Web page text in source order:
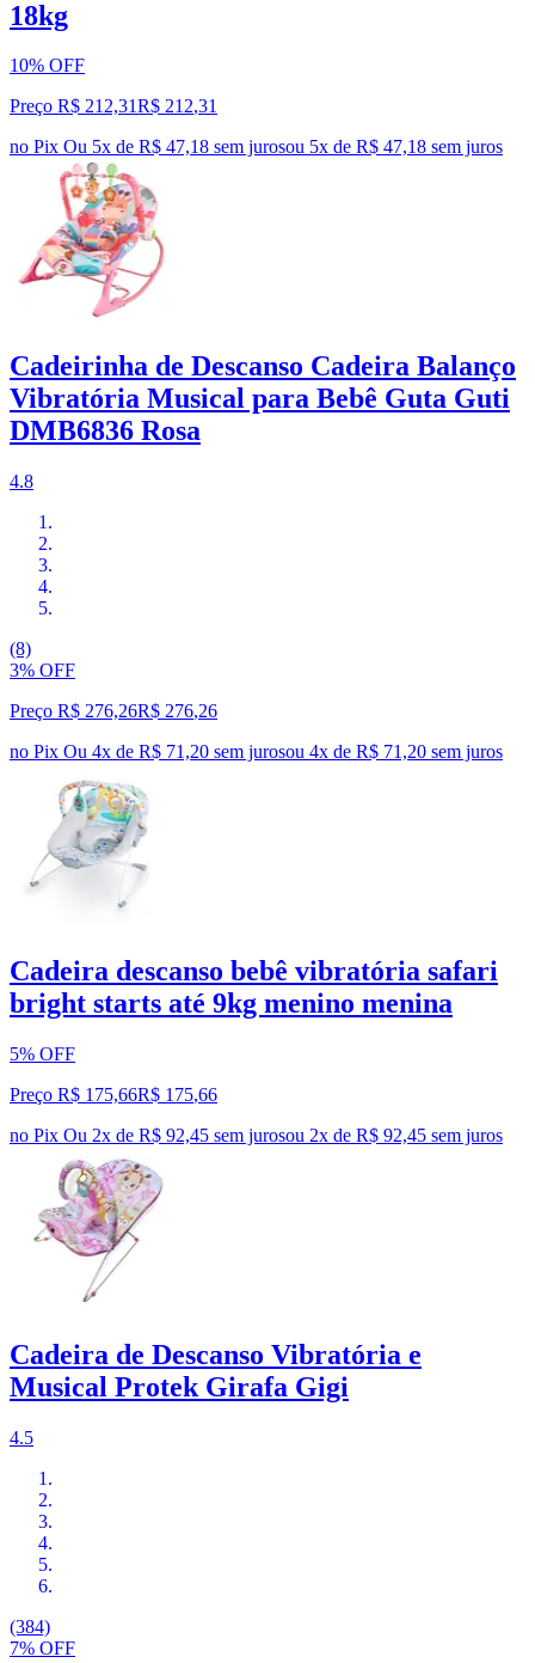
18kg
10% OFF
Preço R$ 212,31R$ 212,31
no Pix Ou 5x de R$ 47,18 sem jurosou 5x de R$ 47,18 sem juros
Cadeirinha de Descanso Cadeira Balanço
Vibratória Musical para Bebê Guta Guti
DMB6836 Rosa
4.8
(8)
3% OFF
Preço R$ 276,26R$ 276,26
no Pix Ou 4x de R$ 71,20 sem jurosou 4x de R$ 71,20 sem juros
Cadeira descanso bebê vibratória safari
bright starts até 9kg menino menina
5% OFF
Preço R$ 175,66R$ 175,66
no Pix Ou 2x de R$ 92,45 sem jurosou 2x de R$ 92,45 sem juros
Cadeira de Descanso Vibratória e
Musical Protek Girafa Gigi
4.5
(384)
7% OFF